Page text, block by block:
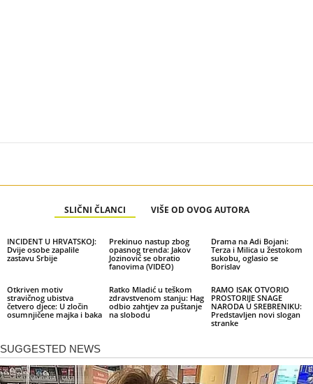
SLIČNI ČLANCI VIŠE OD OVOG AUTORA
INCIDENT U HRVATSKOJ:
Dvije osobe zapalile
zastavu Srbije
Prekinuo nastup zbog
opasnog trenda: Jakov
Jozinović se obratio
fanovima (VIDEO)
Drama na Adi Bojani:
Terza i Milica u žestokom
sukobu, oglasio se
Borislav
Otkriven motiv
stravičnog ubistva
četvero djece: U zločin
osumnjičene majka i baka
Ratko Mladić u teškom
zdravstvenom stanju: Hag
odbio zahtjev za puštanje
na slobodu
RAMO ISAK OTVORIO
PROSTORIJE SNAGE
NARODA U SREBRENIKU:
Predstavljen novi slogan
stranke